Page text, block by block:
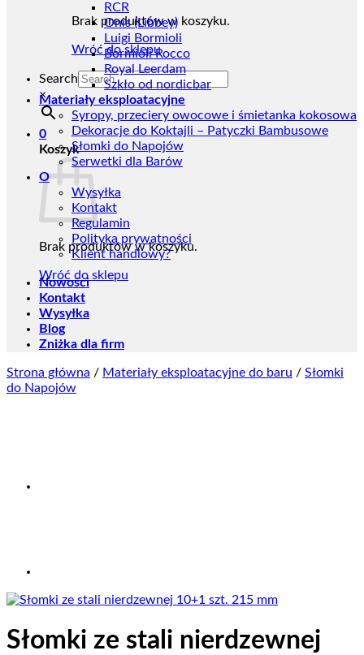
Brak produktów w koszyku.
Wróć do sklepu
Search
×
0
Koszyk
Brak produktów w koszyku.
Wróć do sklepu
RCR
Onis (Libbey)
Luigi Bormioli
Bormioli Rocco
Royal Leerdam
Szkło od nordicbar
Materiały eksploatacyjne
Syropy, przeciery owocowe i śmietanka kokosowa
Dekoracje do Koktajli – Patyczki Bambusowe
Słomki do Napojów
Serwetki dla Barów
O
Wysyłka
Kontakt
Regulamin
Polityka prywatności
Klient handlowy?
Nowości
Kontakt
Wysyłka
Blog
Zniżka dla firm
Strona główna / Materiały eksploatacyjne do baru / Słomki
do Napojów
Słomki ze stali nierdzewnej